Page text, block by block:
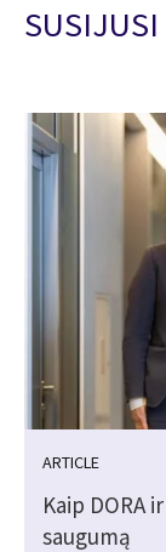
ARTICLE
Kaip DORA
saugumą